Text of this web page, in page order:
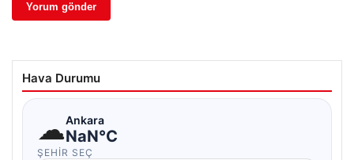
Hava Durumu
☁Ankara
NaN°C
ŞEHIR SEÇ